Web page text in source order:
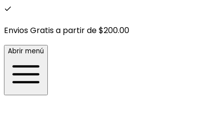
Envios Gratis a partir de $200.00
Abrir menú